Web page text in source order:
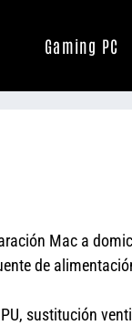
Gaming PC
Mac a
de
sustitución